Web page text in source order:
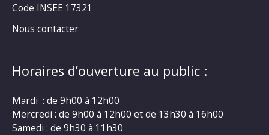
Code INSEE 17321
Nous contacter
Horaires d’ouverture au public :
Mardi : de 9h00 à 12h00
Mercredi : de 9h00 à 12h00 et de 13h30 à 16h00
Samedi : de 9h30 à 11h30